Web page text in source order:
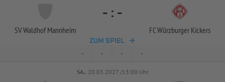
SV Waldhof Mannheim
- : -
FC Würzburger Kickers
ZUM SPIEL
- - - -
SA.. 20.03.2027 /13:00 Uhr